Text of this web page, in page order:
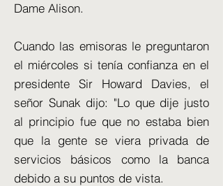
Dame Alison.
Cuando las emisoras le preguntaron
el miércoles si tenía confianza en el
presidente Sir Howard Davies, el
señor Sunak dijo: "Lo que dije justo
al principio fue que no estaba bien
que la gente se viera privada de
servicios básicos como la banca
debido a su puntos de vista.